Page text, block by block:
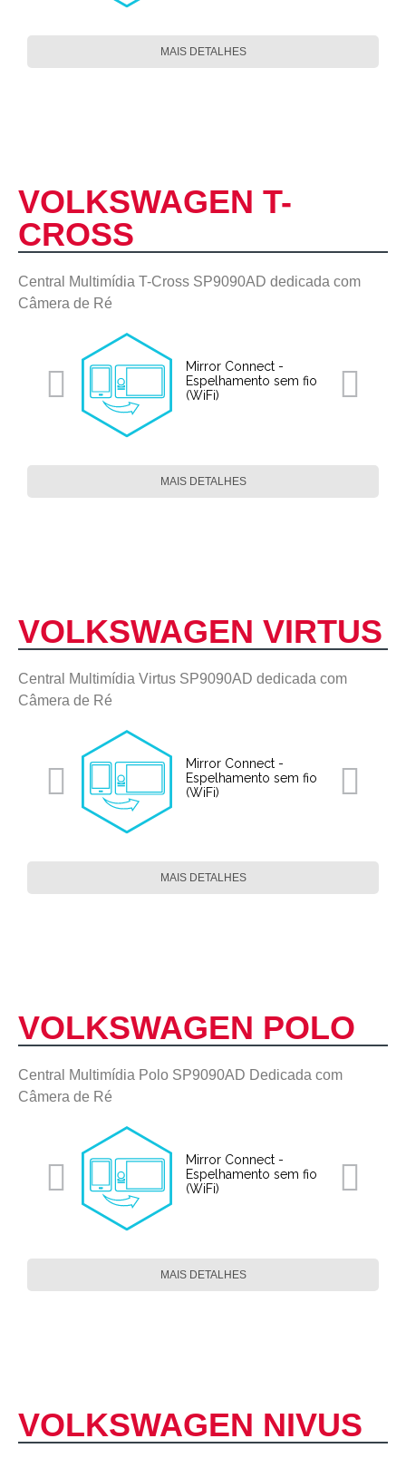
MAIS DETALHES
VOLKSWAGEN T-
CROSS
Central Multimídia T-Cross SP9090AD dedicada com
Câmera de Ré
Mirror Connect -
Espelhamento sem fio
(WiFi)
MAIS DETALHES
VOLKSWAGEN VIRTUS
Central Multimídia Virtus SP9090AD dedicada com
Câmera de Ré
Mirror Connect -
Espelhamento sem fio
(WiFi)
MAIS DETALHES
VOLKSWAGEN POLO
Central Multimídia Polo SP9090AD Dedicada com
Câmera de Ré
Mirror Connect -
Espelhamento sem fio
(WiFi)
MAIS DETALHES
VOLKSWAGEN NIVUS